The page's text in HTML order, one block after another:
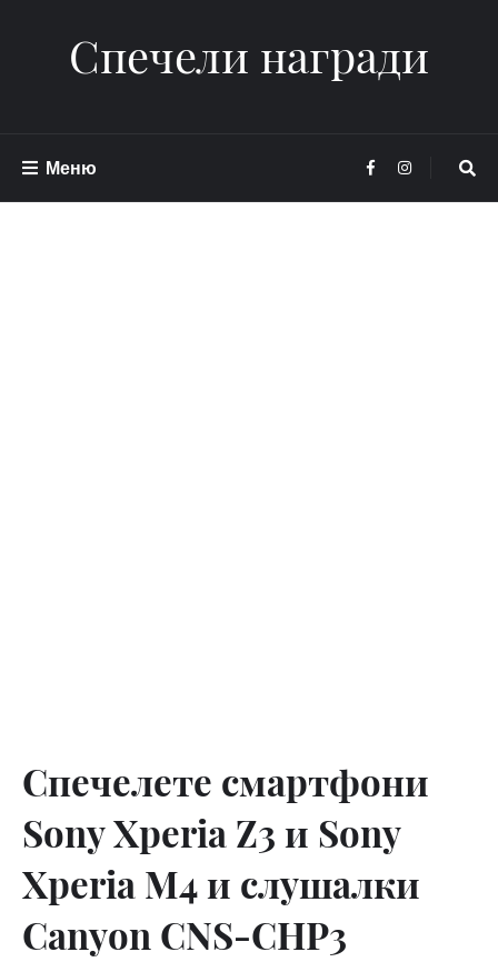
Спечели награди
Меню
Спечелете смартфони
Sony Xperia Z3 и Sony
Xperia M4 и слушалки
Canyon CNS-CHP3